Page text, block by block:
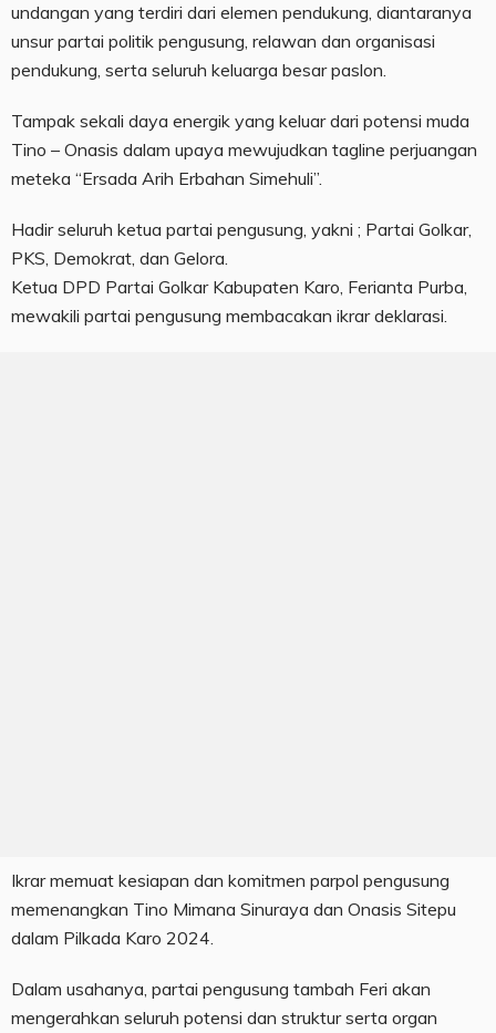
undangan yang terdiri dari elemen pendukung, diantaranya
unsur partai politik pengusung, relawan dan organisasi
pendukung, serta seluruh keluarga besar paslon.
Tampak sekali daya energik yang keluar dari potensi muda
Tino – Onasis dalam upaya mewujudkan tagline perjuangan
meteka “Ersada Arih Erbahan Simehuli”.
Hadir seluruh ketua partai pengusung, yakni ; Partai Golkar,
PKS, Demokrat, dan Gelora.
Ketua DPD Partai Golkar Kabupaten Karo, Ferianta Purba,
mewakili partai pengusung membacakan ikrar deklarasi.
Ikrar memuat kesiapan dan komitmen parpol pengusung
memenangkan Tino Mimana Sinuraya dan Onasis Sitepu
dalam Pilkada Karo 2024.
Dalam usahanya, partai pengusung tambah Feri akan
mengerahkan seluruh potensi dan struktur serta organ